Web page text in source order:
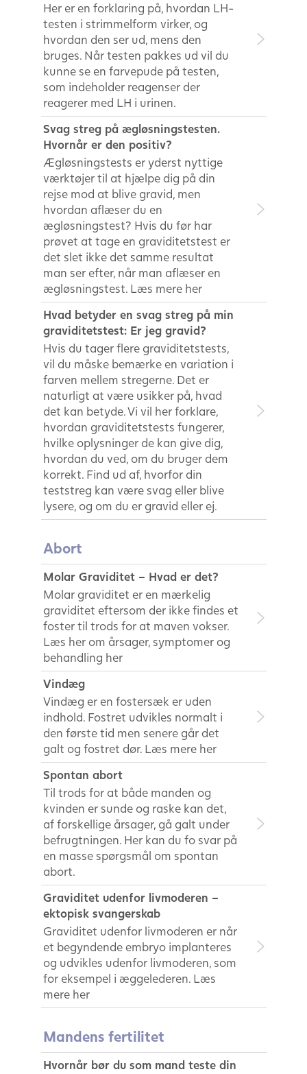
Her er en forklaring på, hvordan LH-
testen i strimmelform virker, og
hvordan den ser ud, mens den
bruges. Når testen pakkes ud vil du
kunne se en farvepude på testen,
som indeholder reagenser der
reagerer med LH i urinen.
Svag streg på ægløsningstesten.
Hvornår er den positiv?
Ægløsningstests er yderst nyttige
værktøjer til at hjælpe dig på din
rejse mod at blive gravid, men
hvordan aflæser du en
ægløsningstest? Hvis du før har
prøvet at tage en graviditetstest er
det slet ikke det samme resultat
man ser efter, når man aflæser en
ægløsningstest. Læs mere her
Hvad betyder en svag streg på min
graviditetstest: Er jeg gravid?
Hvis du tager flere graviditetstests,
vil du måske bemærke en variation i
farven mellem stregerne. Det er
naturligt at være usikker på, hvad
det kan betyde. Vi vil her forklare,
hvordan graviditetstests fungerer,
hvilke oplysninger de kan give dig,
hvordan du ved, om du bruger dem
korrekt. Find ud af, hvorfor din
teststreg kan være svag eller blive
lysere, og om du er gravid eller ej.
Abort
Molar Graviditet – Hvad er det?
Molar graviditet er en mærkelig
graviditet eftersom der ikke findes et
foster til trods for at maven vokser.
Læs her om årsager, symptomer og
behandling her
Vindæg
Vindæg er en fostersæk er uden
indhold. Fostret udvikles normalt i
den første tid men senere går det
galt og fostret dør. Læs mere her
Spontan abort
Til trods for at både manden og
kvinden er sunde og raske kan det,
af forskellige årsager, gå galt under
befrugtningen. Her kan du fo svar på
en masse spørgsmål om spontan
abort.
Graviditet udenfor livmoderen –
ektopisk svangerskab
Graviditet udenfor livmoderen er når
et begyndende embryo implanteres
og udvikles udenfor livmoderen, som
for eksempel i æggelederen. Læs
mere her
Mandens fertilitet
Hvornår bør du som mand teste din